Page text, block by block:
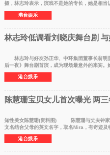
摄，林志玲表示，演戏不是她的专长，她是相当
港台娱乐
林志玲低调看刘晓庆舞台剧
林志玲与好友孙正华、中环集团董事长翁明
后一夜》舞台剧首演，成为现场最意外的来宾。
港台娱乐
陈慧珊宝贝女儿首次曝光 两
知性美女陈慧珊(资料图) 陈慧珊与丈夫钟家鸿的爱情结晶，于07年9月16日出世，女儿的英
文名结合父母的英文名字，取名Mira，有奇迹及
港台娱乐